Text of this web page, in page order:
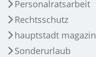
Personalratsarbeit
Rechtsschutz
hauptstadt magazin
Sonderurlaub